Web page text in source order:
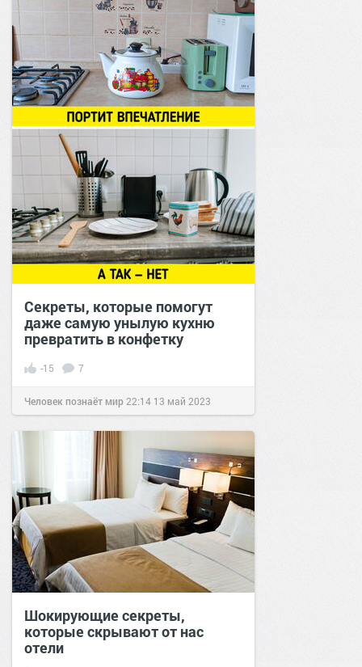
Секреты, которые помогут
даже самую унылую кухню
превратить в конфетку
-15 7
Человек познаёт мир 22:14 13 май 2023
Шокирующие секреты,
которые скрывают от нас
отели